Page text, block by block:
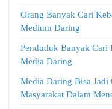
Orang Banyak Cari
Medium Daring
Penduduk Banyak Cari
Media Daring
Media Daring Bisa Jadi
Masyarakat Dalam